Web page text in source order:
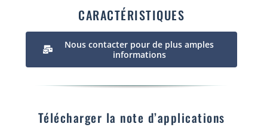
CARACTÉRISTIQUES
Nous contacter pour de plus amples
informations
Télécharger la note d’applications